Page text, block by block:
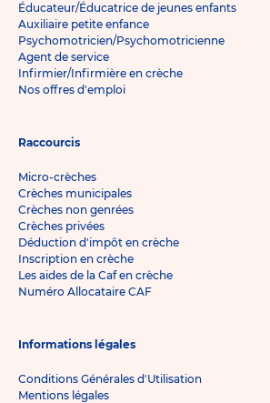
Éducateur/Éducatrice de jeunes enfants
Auxiliaire petite enfance
Psychomotricien/Psychomotricienne
Agent de service
Infirmier/Infirmière en crèche
Nos offres d'emploi
Raccourcis
Micro-crèches
Crèches municipales
Crèches non genrées
Crèches privées
Déduction d'impôt en crèche
Inscription en crèche
Les aides de la Caf en crèche
Numéro Allocataire CAF
Informations légales
Conditions Générales d'Utilisation
Mentions légales